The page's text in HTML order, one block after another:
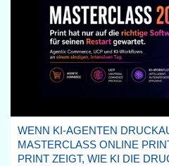
WENN KI-AGENTEN
MASTERCLASS ONLINE
PRINT ZEIGT, WIE KI DIE